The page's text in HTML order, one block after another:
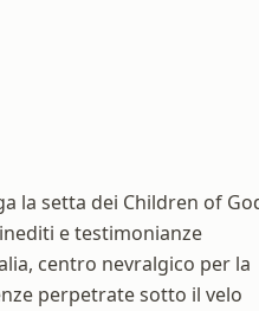
la setta dei Children of
e testimonianze
centro nevralgico per la
perpetrate sotto il velo